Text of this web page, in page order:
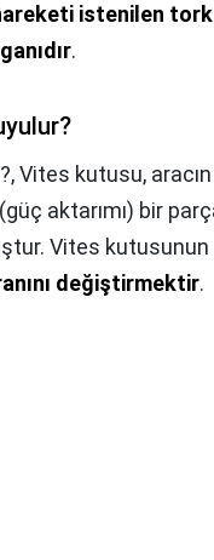
istenilen
.
Vites kutusu,
aktarımı) bir
Vites kutusunun
değiştirmektir.